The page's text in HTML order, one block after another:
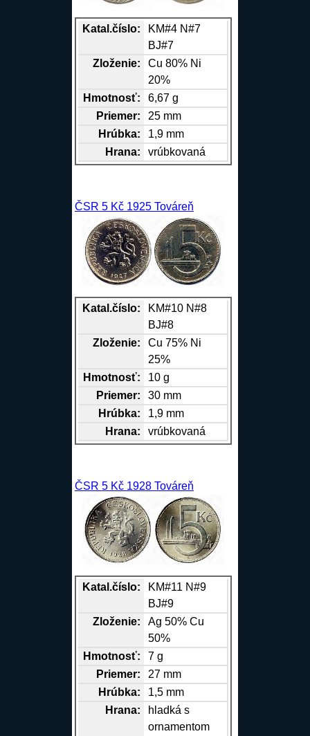
Katal.číslo:
KM#4 N#7
BJ#7
Zloženie:
Cu 80% Ni
20%
Hmotnosť:
6,67 g
Priemer:
25 mm
Hrúbka:
1,9 mm
Hrana: vrúbkovaná
ČSR 5 Kč 1925 Továreň
Katal.číslo:
KM#10 N#8
BJ#8
Zloženie:
Cu 75% Ni
25%
Hmotnosť:
10 g
Priemer:
30 mm
Hrúbka:
1,9 mm
Hrana: vrúbkovaná
ČSR 5 Kč 1928 Továreň
Katal.číslo:
KM#11 N#9
BJ#9
Zloženie:
Ag 50%Cu
50%
Hmotnosť:
7 g
Priemer:
27 mm
Hrúbka:
1,5 mm
Hrana:
hladká s
ornamentom